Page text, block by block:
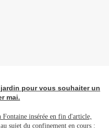
pour vous souhaiter un
mai.
insérée en fin d'article,
sujet du confinement en cours: